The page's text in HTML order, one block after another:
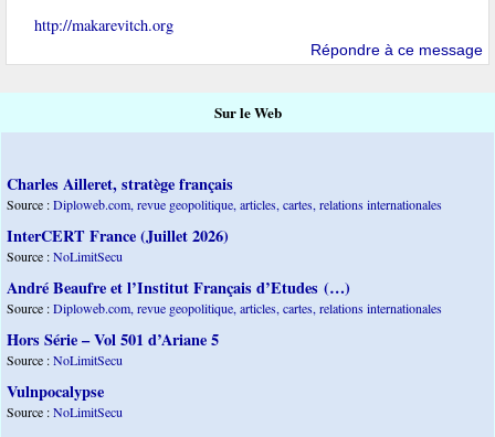
http://makarevitch.org
Répondre à ce message
Sur le Web
Charles Ailleret, stratège français
Source :Diploweb.com, revue geopolitique, articles, cartes, relations internationales
InterCERT France (Juillet 2026)
Source :NoLimitSecu
André Beaufre et l’Institut Français d’Etudes (…)
Source :Diploweb.com, revue geopolitique, articles, cartes, relations internationales
Hors Série – Vol 501 d’Ariane 5
Source :NoLimitSecu
Vulnpocalypse
Source :NoLimitSecu